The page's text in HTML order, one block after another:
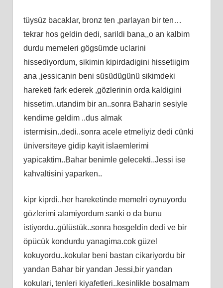
tüysüz bacaklar, bronz ten ,parlayan bir ten…
tekrar hos geldin dedi, sarildi bana,,o an kalbim
durdu memeleri gögsümde uclarini
hissediyordum, sikimin kipirdadigini hissetiigim
ana ,jessicanin beni süsüdügünü sikimdeki
hareketi fark ederek ,gözlerinin orda kaldigini
hissetim..utandim bir an..sonra Baharin sesiyle
kendime geldim ..dus almak
istermisin..dedi..sonra acele etmeliyiz dedi cünki
üniversiteye gidip kayit islaemlerimi
yapicaktim..Bahar benimle gelecekti..Jessi ise
kahvaltisini yaparken..
kipr kiprdi..her hareketinde memelri oynuyordu
gözlerimi alamiyordum sanki o da bunu
istiyordu..gülüstük..sonra hosgeldin dedi ve bir
öpücük kondurdu yanagima.cok güzel
kokuyordu..kokular beni bastan cikariyordu bir
yandan Bahar bir yandan Jessi,bir yandan
kokulari, tenleri kiyafetleri..kesinlikle bosalmam